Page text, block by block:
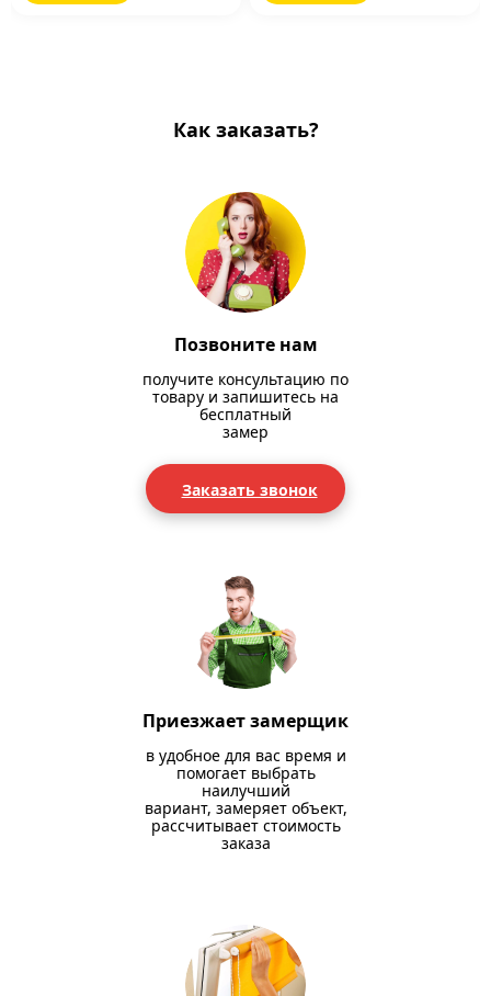
Как заказать?
Позвоните нам
получите консультацию по
товару и запишитесь на
бесплатный
замер
Заказать звонок
Приезжает замерщик
в удобное для вас время и
помогает выбрать
наилучший
вариант, замеряет объект,
рассчитывает стоимость
заказа